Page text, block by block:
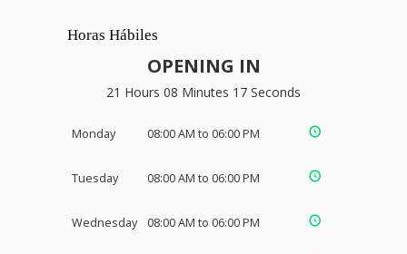
Horas Hábiles
OPENING IN
21 Hours 08 Minutes 17 Seconds
Monday 08:00 AM to 06:00 PM
Tuesday 08:00 AM to 06:00 PM
Wednesday 08:00 AM to 06:00 PM